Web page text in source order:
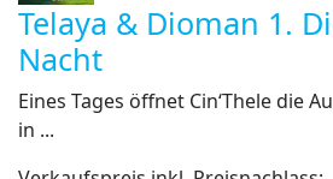
Telaya & Dioman 1.
Nacht
Eines Tages öffnet Cin‘Thele die
in ...